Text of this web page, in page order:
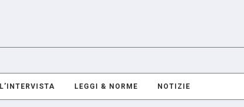
L’INTERVISTA LEGGI & NORME NOTIZIE